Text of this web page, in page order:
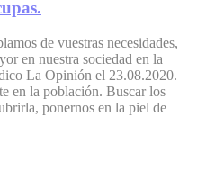
de vuestras necesidades,
en nuestra sociedad en la
La Opinión el 23.08.2020.
en la población. Buscar los
ponernos en la piel de